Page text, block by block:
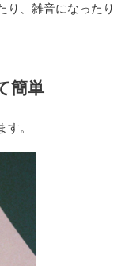
り、雑音になったり
簡単
。